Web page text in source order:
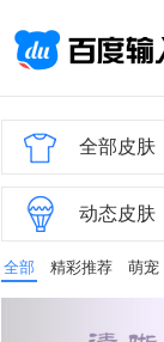
全部皮肤
动态皮肤
全部 精彩推荐 萌宠